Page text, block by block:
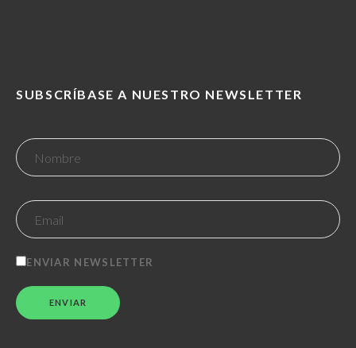
SUBSCRÍBASE A NUESTRO NEWSLETTER
ENVIAR NEWSLETTER